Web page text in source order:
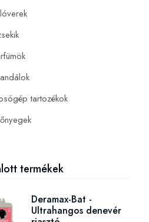
tartozékok
és gépek
termékek
Deramax-Bat -
Ultrahangos denevér